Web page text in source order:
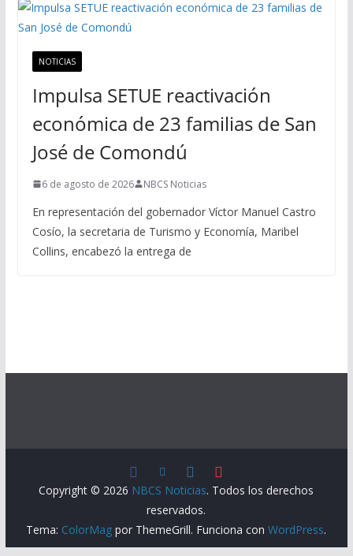
NOTICIAS
Impulsa SETUE reactivación
económica de 23 familias de San
José de Comondú
6 de agosto de 2026 NBCS Noticias
En representación del gobernador Víctor Manuel Castro
Cosío, la secretaria de Turismo y Economía, Maribel
Collins, encabezó la entrega de
Copyright © 2026 NBCS Noticias. Todos los derechos
reservados.
Tema: ColorMag por ThemeGrill. Funciona conWordPress.